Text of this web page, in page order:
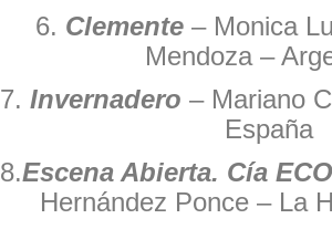
6. Clemente– Monica
Mendoza –
7.Invernadero – Mariano
España
8.Escena Abierta. Cía
Hernández Ponce – La